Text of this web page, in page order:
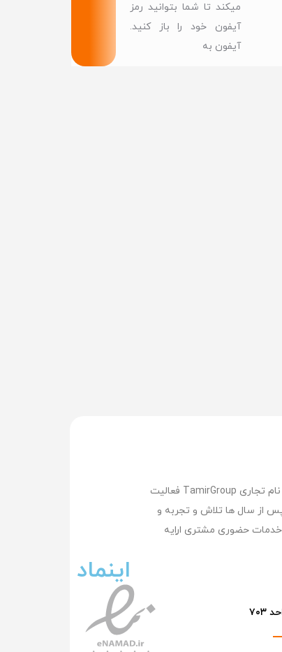
میکند تا شما بتوانید رمز
آیفون خود را باز کنید.
آیفون به
تعمیر گروپ بزرگترین وپیشرفته ترین مرکز تعمیر لپ تاپ , تعمیر مک بوک ,تعمیر سرفیس , تعمیر موبایل و تعمیر ماینر با نام تجاری TamirGroup فعالیت
. پس از سال ها تلاش و تجربه و
حضوری مشتری اراِیه
اینماد